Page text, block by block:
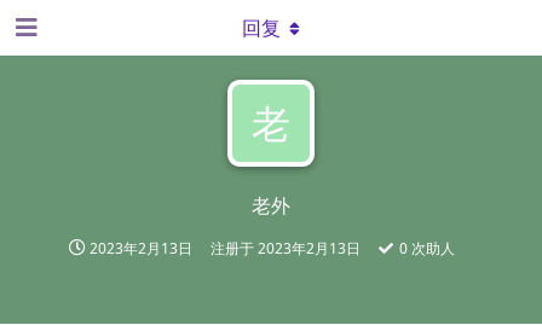
老
老外
2023年2月13日 注册于2023年2月13日 0 次助人
回复